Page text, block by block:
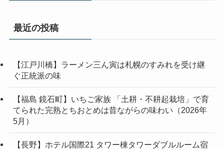
最近の投稿
【江戸川橋】ラーメン三ん寅は札幌のすみれを受け継
ぐ正統派の味
【福島 鏡石町】いちご家族 「土耕・不耕起栽培」で育
てられた完熟とちおとめは昔ながらの味わい（2026年
5月）
【長野】ホテル国際21 タワー棟タワーダブルルーム宿